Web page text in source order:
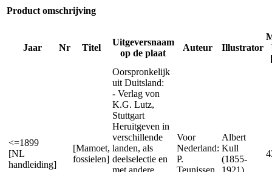
Product omschrijving
Jaar Nr Titel
Uitgeversnaam
op de plaat
Auteur Illustrator
<=1899
[NL
handleiding]
[Mamoet,
fossielen]
Oorspronkelijk
uit Duitsland:
- Verlag von
K.G. Lutz,
Stuttgart
Heruitgeven in
verschillende
landen, als
deelselectie en
met andere
Voor
Nederland:
P.
Teunissen
Albert
Kull
(1855-
1921)